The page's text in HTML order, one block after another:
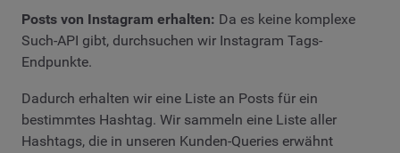
Posts von Instagram erhalten: Da es keine komplexe
Such-API gibt, durchsuchen wir Instagram Tags-
Endpunkte.
Dadurch erhalten wir eine Liste an Posts für ein
bestimmtes Hashtag. Wir sammeln eine Liste aller
Hashtags, die in unseren Kunden-Queries erwähnt